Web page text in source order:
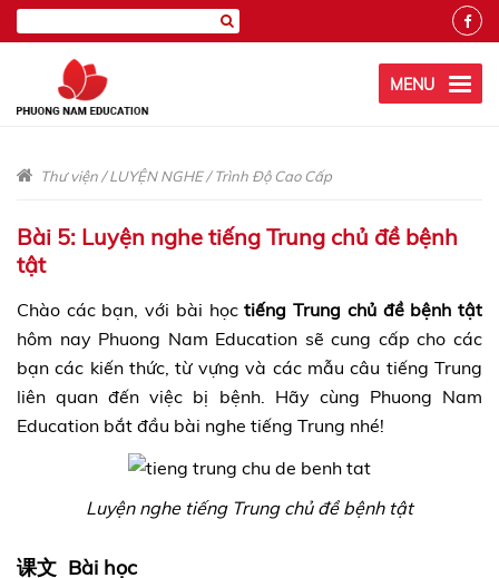
MENU
Thư viện/LUYỆN NGHE/Trình Độ Cao Cấp
Bài 5: Luyện nghe tiếng Trung chủ đề bệnh
tật
Chào các bạn, với bài họctiếng Trung chủ đề bệnh tật
hôm nay Phuong Nam Education sẽ cung cấp cho các
bạn các kiến thức, từ vựng và các mẫu câu tiếng Trung
liên quan đến việc bị bệnh. Hãy cùng Phuong Nam
Education bắt đầu bài nghe tiếng Trung nhé!
Luyện nghe tiếng Trung chủ đề bệnh tật
课文 Bài học